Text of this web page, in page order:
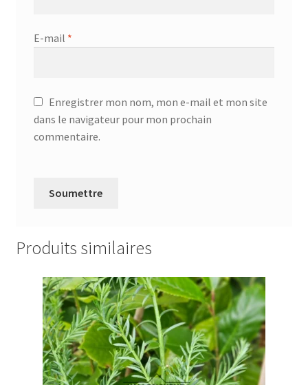
E-mail *
Enregistrer mon nom, mon e-mail et mon site
dans le navigateur pour mon prochain
commentaire.
Produits similaires